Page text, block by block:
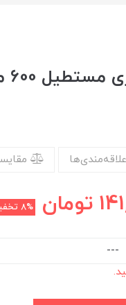
لیتر باراکا زیباسازان
تومان 8%